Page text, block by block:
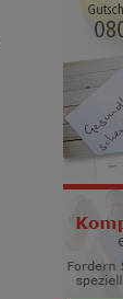
Hierüber
Art und
mit
optimieren
aber auch die
relevant für
dass Daten
oder soziale